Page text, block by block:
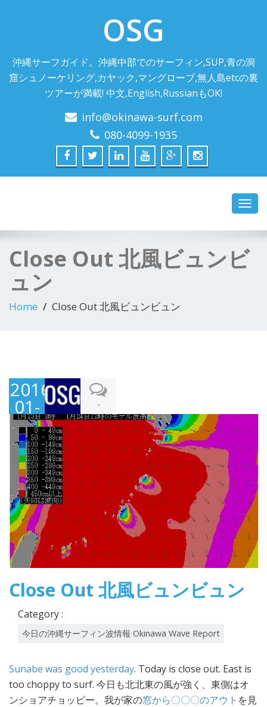
OSG
沖縄サーフガイド。沖縄中部でのサーフィン,SUP,青の洞
窟シュノーケリング,カヤック,マングローブ,無人島etcの裏
ツアーが満載! 中文,English,RussianもOK!
info@okinawa-surf.com
080-4099-1935
Close Out 北風ビュンビ
ュン
Home Close Out 北風ビュンビュン
2016-
01-
23
-
Close Out 北風ビュンビュン
Category :
今日の沖縄サーフィン波情報 Okinawa Wave Report
Sunabe was good yesterday. Today is close out. East is
too choppy to surf. 今日も北北東の風が強く、東側はオ
ンショアチョッピー。我が家の窓から〇〇〇のアウト を見